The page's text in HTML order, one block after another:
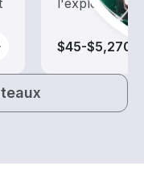
l'exploration
$45-$5,270